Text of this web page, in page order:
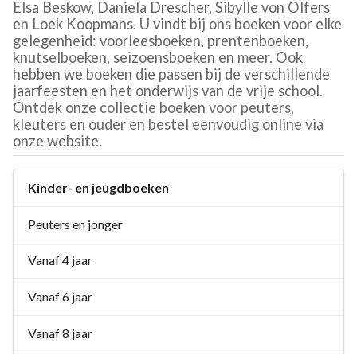
Elsa Beskow, Daniela Drescher, Sibylle von Olfers
en Loek Koopmans. U vindt bij ons boeken voor elke
gelegenheid: voorleesboeken, prentenboeken,
knutselboeken, seizoensboeken en meer. Ook
hebben we boeken die passen bij de verschillende
jaarfeesten en het onderwijs van de vrije school.
Ontdek onze collectie boeken voor peuters,
kleuters en ouder en bestel eenvoudig online via
onze website.
Kinder- en jeugdboeken
Peuters en jonger
Vanaf 4 jaar
Vanaf 6 jaar
Vanaf 8 jaar